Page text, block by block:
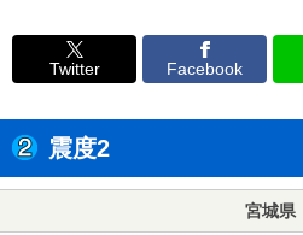
Twitter Facebook
震度2
宮城県